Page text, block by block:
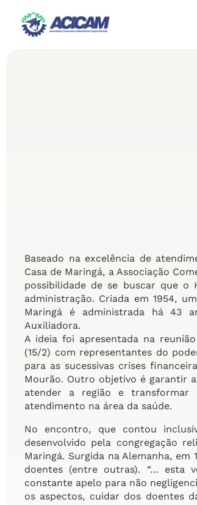
Baseado na excelência de
Casa de Maringá, a Associação
possibilidade de se buscar que o
administração. Criada em 1954,
Maringá é administrada há 43
Auxiliadora.
A ideia foi apresentada na
(15/2) com representantes do
para as sucessivas crises
Mourão. Outro objetivo é garantir
atender a região e
atendimento na área da saúde.
No encontro, que contou
desenvolvido pela congregação
Maringá. Surgida na Alemanha,
doentes (entre outras). “… esta
constante apelo para não
os aspectos, cuidar dos doentes